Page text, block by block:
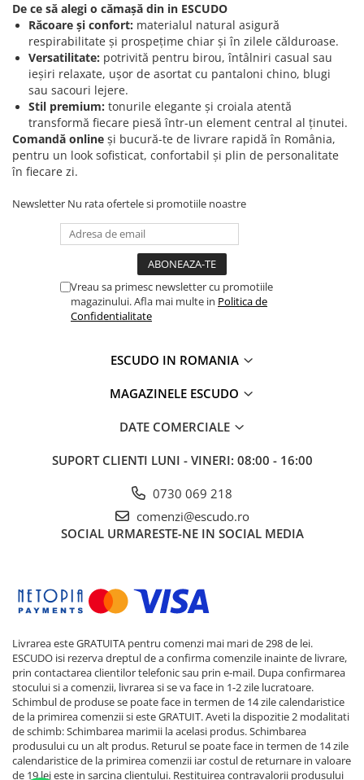
De ce să alegi o cămașă din in ESCUDO
Răcoare și confort: materialul natural asigură
respirabilitate și prospețime chiar și în zilele călduroase.
Versatilitate: potrivită pentru birou, întâlniri casual sau
ieșiri relaxate, ușor de asortat cu pantaloni chino, blugi
sau sacouri lejere.
Stil premium: tonurile elegante și croiala atentă
transformă fiecare piesă într-un element central al ținutei.
Comandă online și bucură-te de livrare rapidă în România,
pentru un look sofisticat, confortabil și plin de personalitate
în fiecare zi.
Newsletter Nu rata ofertele si promotiile noastre
Vreau sa primesc newsletter cu promotiile
magazinului. Afla mai multe in Politica de
Confidentialitate
ESCUDO IN ROMANIA
MAGAZINELE ESCUDO
DATE COMERCIALE
SUPORT CLIENTI LUNI - VINERI: 08:00 - 16:00
0730 069 218
comenzi@escudo.ro
SOCIAL URMARESTE-NE IN SOCIAL MEDIA
Livrarea este GRATUITA pentru comenzi mai mari de 298 de lei.
ESCUDO isi rezerva dreptul de a confirma comenzile inainte de livrare,
prin contactarea clientilor telefonic sau prin e-mail. Dupa confirmarea
stocului si a comenzii, livrarea si se va face in 1-2 zile lucratoare.
Schimbul de produse se poate face in termen de 14 zile calendaristice
de la primirea comenzii si este GRATUIT. Aveti la dispozitie 2 modalitati
de schimb: Schimbarea marimii la acelasi produs. Schimbarea
produsului cu un alt produs. Returul se poate face in termen de 14 zile
calendaristice de la primirea comenzii iar costul de returnare in valoare
de 19 lei este in sarcina clientului. Restituirea contravalorii produsului